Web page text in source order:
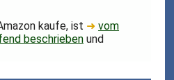
kaufe, ist ➜vom
beschrieben und